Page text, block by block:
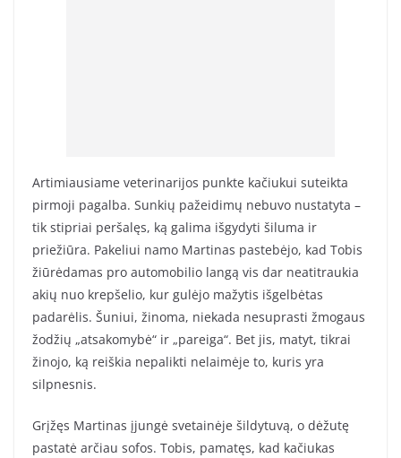
Artimiausiame veterinarijos punkte kačiukui suteikta
pirmoji pagalba. Sunkių pažeidimų nebuvo nustatyta –
tik stipriai peršalęs, ką galima išgydyti šiluma ir
priežiūra. Pakeliui namo Martinas pastebėjo, kad Tobis
žiūrėdamas pro automobilio langą vis dar neatitraukia
akių nuo krepšelio, kur gulėjo mažytis išgelbėtas
padarėlis. Šuniui, žinoma, niekada nesuprasti žmogaus
žodžių „atsakomybė“ ir „pareiga“. Bet jis, matyt, tikrai
žinojo, ką reiškia nepalikti nelaimėje to, kuris yra
silpnesnis.
Grįžęs Martinas įjungė svetainėje šildytuvą, o dėžutę
pastatė arčiau sofos. Tobis, pamatęs, kad kačiukas